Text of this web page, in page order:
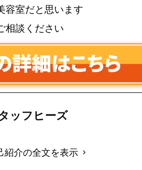
容室だと思います
相談ください
ッフヒーズ
紹介の全文を表示